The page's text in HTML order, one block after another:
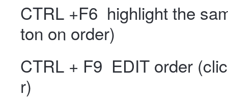
CTRL +F6 highlight the
ton on order)
CTRL + F9 EDIT order
r)